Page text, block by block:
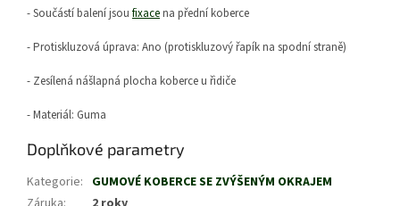
- Součástí balení jsou fixacena přední koberce
- Protiskluzová úprava: Ano (protiskluzový řapík na spodní straně)
- Zesílená nášlapná plocha koberce u řidiče
- Materiál: Guma
Doplňkové parametry
Kategorie: GUMOVÉ KOBERCE SE ZVÝŠENÝM OKRAJEM